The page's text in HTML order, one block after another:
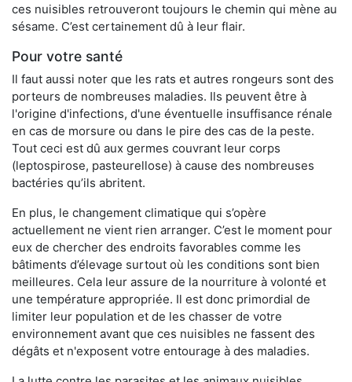
ces nuisibles retrouveront toujours le chemin qui mène au
sésame. C’est certainement dû à leur flair.
Pour votre santé
Il faut aussi noter que les rats et autres rongeurs sont des
porteurs de nombreuses maladies. Ils peuvent être à
l'origine d'infections, d'une éventuelle insuffisance rénale
en cas de morsure ou dans le pire des cas de la peste.
Tout ceci est dû aux germes couvrant leur corps
(leptospirose, pasteurellose) à cause des nombreuses
bactéries qu’ils abritent.
En plus, le changement climatique qui s’opère
actuellement ne vient rien arranger. C’est le moment pour
eux de chercher des endroits favorables comme les
bâtiments d’élevage surtout où les conditions sont bien
meilleures. Cela leur assure de la nourriture à volonté et
une température appropriée. Il est donc primordial de
limiter leur population et de les chasser de votre
environnement avant que ces nuisibles ne fassent des
dégâts et n'exposent votre entourage à des maladies.